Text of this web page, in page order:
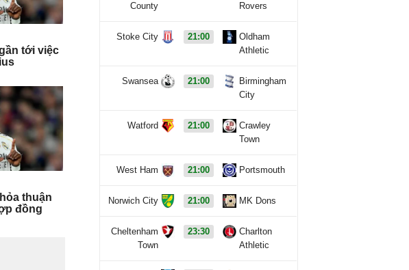
County
Rovers
Stoke City 21:00
Oldham
Athletic
Swansea 21:00
Birmingham
City
Watford 21:00
Crawley
Town
West Ham 21:00 Portsmouth
Norwich City 21:00 MK Dons
Cheltenham
Town
23:30
Charlton
Athletic